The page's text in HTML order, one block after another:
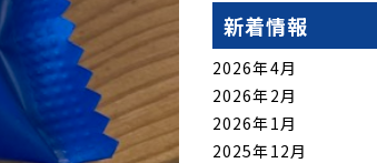
新着情報
2026年4月
2026年2月
2026年1月
2025年12月